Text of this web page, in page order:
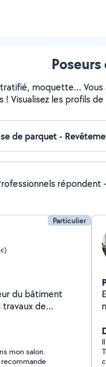
moquette…
! Visualisez les profils
répondent-
Particulier
du bâtiment
de
mon salon.